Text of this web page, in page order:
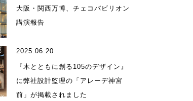
大阪・関西万博、チェコパビリオン
講演報告
2025.06.20
『木とともに創る105のデザイン』
に弊社設計監理の「アレーデ神宮
前」が掲載されました